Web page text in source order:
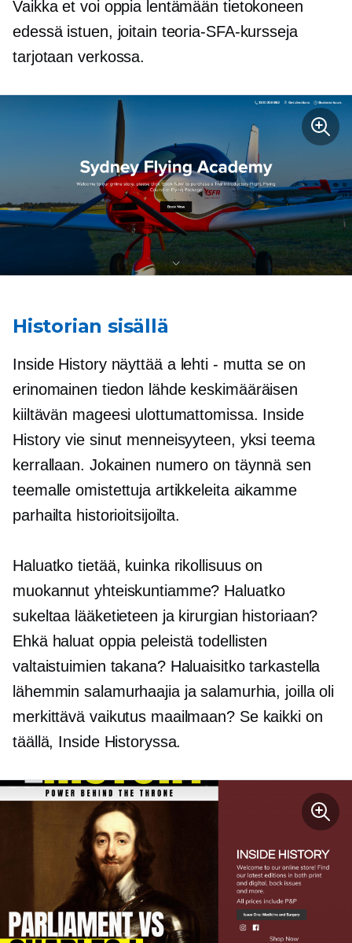
Vaikka et voi oppia lentämään tietokoneen
edessä istuen, joitain teoria-SFA-kursseja
tarjotaan verkossa.
Historian sisällä
Inside History näyttää a lehti - muttase on
erinomainen tiedon lähde keskimääräisen
kiiltävän mageesi ulottumattomissa. Inside
History vie sinut menneisyyteen, yksi teema
kerrallaan. Jokainen numero on täynnä sen
teemalle omistettuja artikkeleita aikamme
parhailta historioitsijoilta.
Haluatko tietää, kuinka rikollisuus on
muokannut yhteiskuntiamme? Haluatko
sukeltaa lääketieteen ja kirurgian historiaan?
Ehkä haluat oppia peleistä todellisten
valtaistuimien takana? Haluaisitko tarkastella
lähemmin salamurhaajia ja salamurhia, joilla oli
merkittävä vaikutus maailmaan? Se kaikki on
täällä, Inside Historyssa.